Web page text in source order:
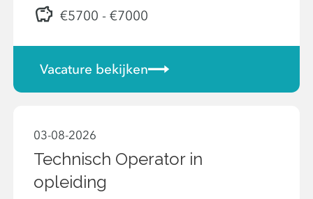
€5700 - €7000
Vacature bekijken
03-08-2026
Technisch Operator in
opleiding